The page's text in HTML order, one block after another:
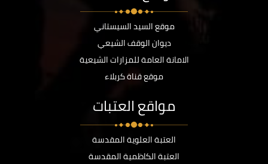
موقع السيد السيستاني
ديوان الوقف الشيعي
الامانة العامة للمزارات الشيعية
موقع قناة كربلاء
مواقع العتبات
العتبة العلوية المقدسة
العتبة الكاظمية المقدسة